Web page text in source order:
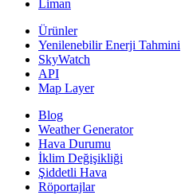
Liman
Ürünler
Yenilenebilir Enerji Tahmini
SkyWatch
API
Map Layer
Blog
Weather Generator
Hava Durumu
İklim Değişikliği
Şiddetli Hava
Röportajlar